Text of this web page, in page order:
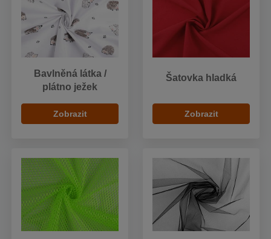
Bavlněná látka /
plátno ježek
Zobrazit
Šatovka hladká
Zobrazit